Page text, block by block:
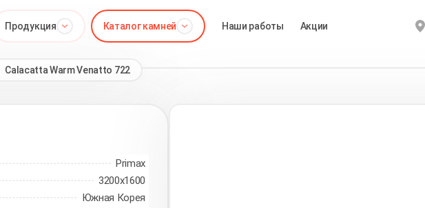
Продукция Каталог камней Наши работы Акции
Calacatta Warm Venatto 722
Primax
3200х1600
Южная Корея